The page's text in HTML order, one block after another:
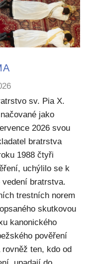
sv. Pia X.
jako
2026 svou
bratrstva
1988 čtyři
uchýlilo se k
vedení bratrstva.
trestních norem
skutkovou
kanonického
pověření
ten, kdo od